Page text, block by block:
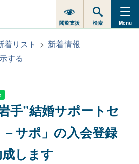
閲覧支援 検索 Menu
着リスト
新着情報
する
手”結婚サポートセ
サポ」の入会登録
します